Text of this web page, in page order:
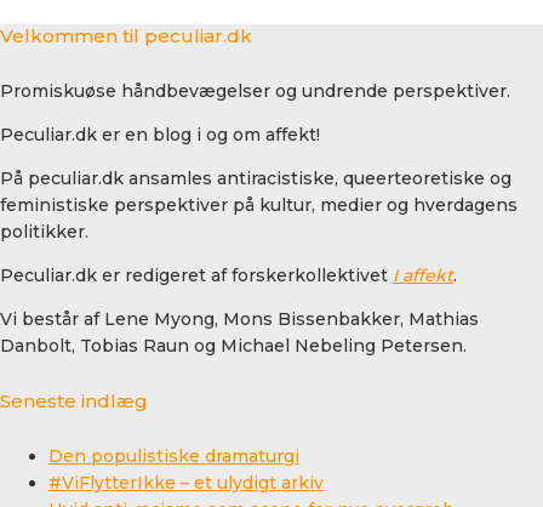
Velkommen til peculiar.dk
Promiskuøse håndbevægelser og undrende perspektiver.
Peculiar.dk er en blog i og om affekt!
På peculiar.dk ansamles antiracistiske, queerteoretiske og
feministiske perspektiver på kultur, medier og hverdagens
politikker.
Peculiar.dk er redigeret af forskerkollektivet I affekt.
Vi består af Lene Myong, Mons Bissenbakker, Mathias
Danbolt, Tobias Raun og Michael Nebeling Petersen.
Seneste indlæg
Den populistiske dramaturgi
#ViFlytterIkke – et ulydigt arkiv